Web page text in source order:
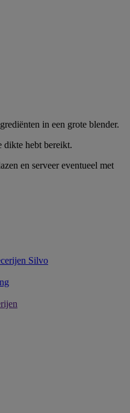
in een grote blender.
dikte hebt bereikt.
en serveer eventueel met
Silvo